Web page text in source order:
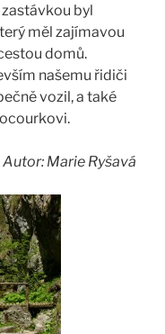
byl
měl zajímavou
domů.
našemu řidiči
vozil, a také
Autor: Marie Ryšavá